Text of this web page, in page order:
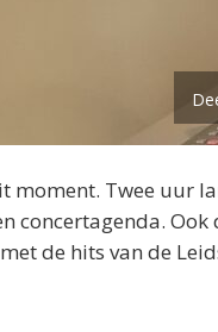
moment. Twee uur
concertagenda. Ook
de hits van de